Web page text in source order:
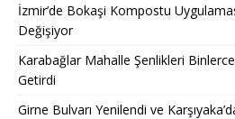
İzmir’de Bokaşi Kompostu
Değişiyor
Karabağlar Mahalle Şenlikleri
Getirdi
Girne Bulvarı Yenilendi ve